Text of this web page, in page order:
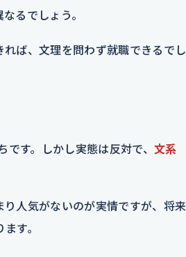
るでしょう。
ば、文理を問わず就職できるでし
す。しかし実態は反対で、 文系
人気がないのが実情ですが、将来
す。